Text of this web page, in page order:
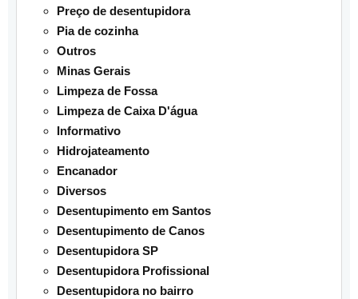
Preço de desentupidora
Pia de cozinha
Outros
Minas Gerais
Limpeza de Fossa
Limpeza de Caixa D'água
Informativo
Hidrojateamento
Encanador
Diversos
Desentupimento em Santos
Desentupimento de Canos
Desentupidora SP
Desentupidora Profissional
Desentupidora no bairro